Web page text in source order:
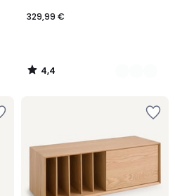
329,99 €
4,4
/